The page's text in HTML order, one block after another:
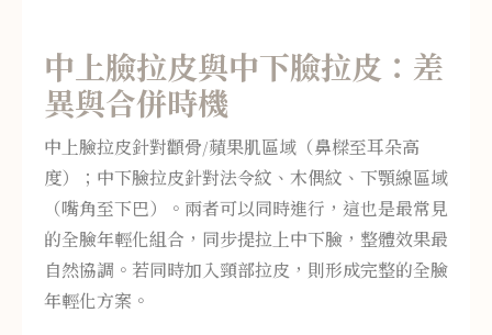
中上臉拉皮與中下臉拉皮：差
異與合併時機
中上臉拉皮針對顴骨/蘋果肌區域（鼻樑至耳朵高
度）；中下臉拉皮針對法令紋、木偶紋、下顎線區域
（嘴角至下巴）。兩者可以同時進行，這也是最常見
的全臉年輕化組合，同步提拉上中下臉，整體效果最
自然協調。若同時加入頸部拉皮，則形成完整的全臉
年輕化方案。